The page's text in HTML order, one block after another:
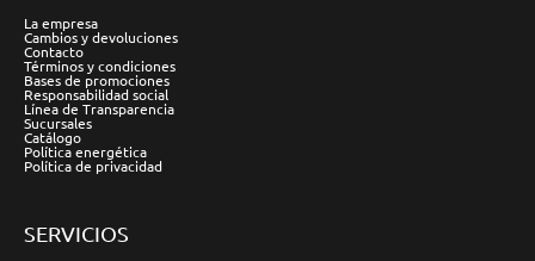
La empresa
Cambios y devoluciones
Contacto
Términos y condiciones
Bases de promociones
Responsabilidad social
Línea de Transparencia
Sucursales
Catálogo
Política energética
Política de privacidad
SERVICIOS